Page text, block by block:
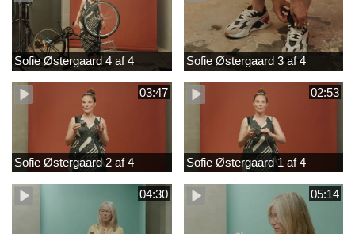
Sofie Østergaard 4 af 4 Sofie Østergaard 3 af 4
03:47
Sofie Østergaard 2 af 4
02:53
Sofie Østergaard 1 af 4
04:30 05:14